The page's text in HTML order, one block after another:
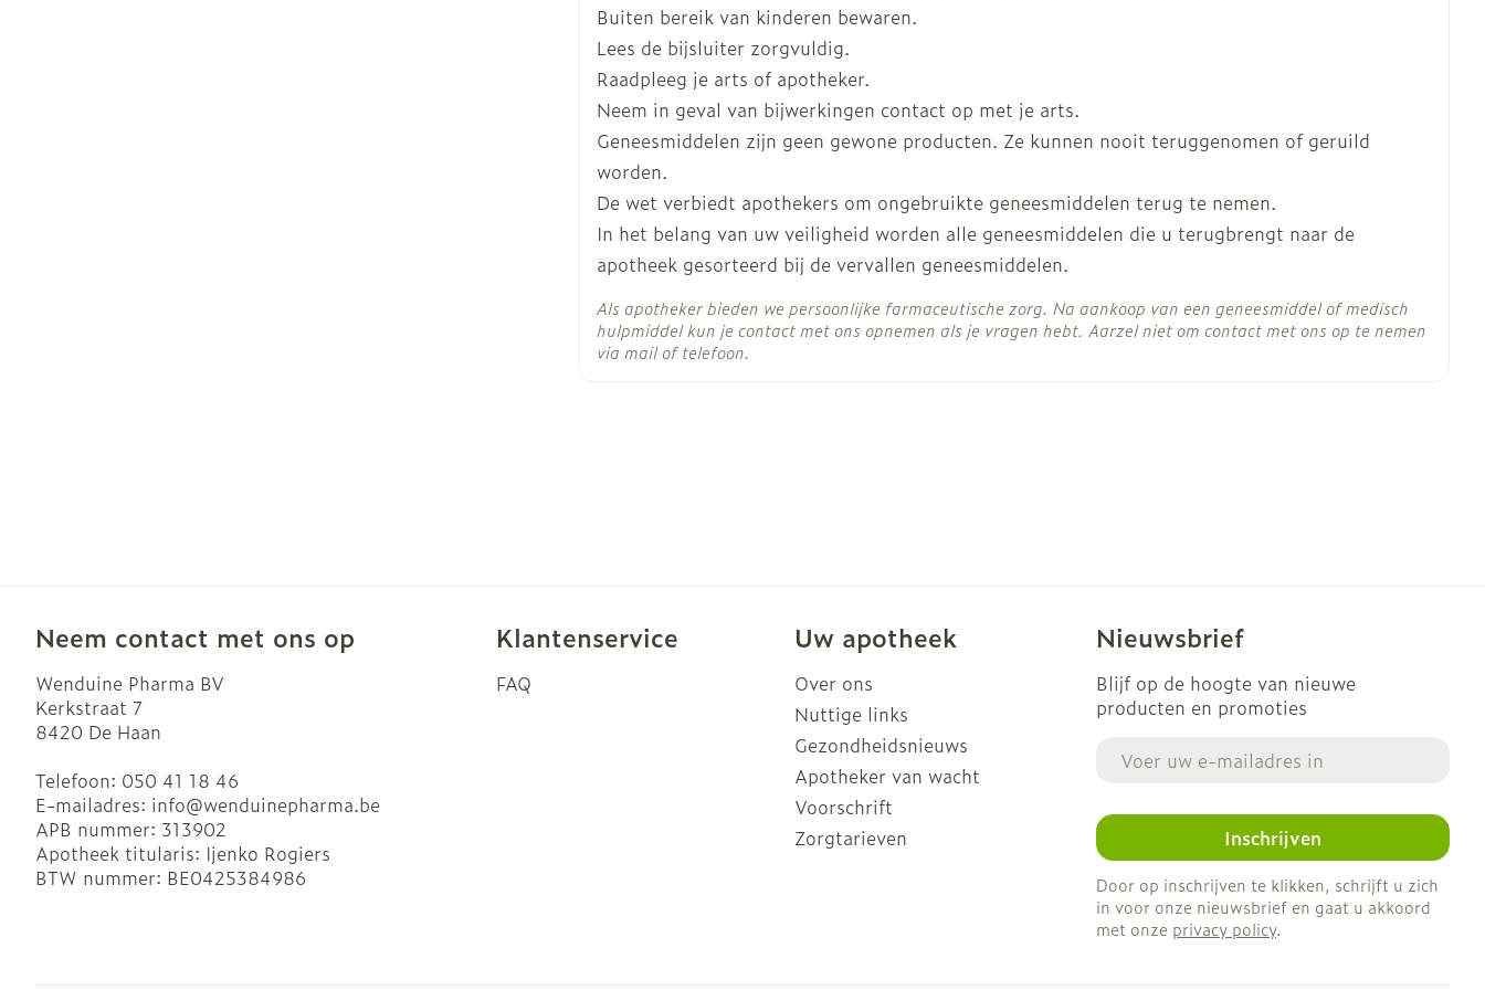
Breedte 50 mm
Lengte 120 mm
Diepte 43 mm
Hoeveelheid
Verpakking
50
Actieve
Ingrediënten
mirtazapine
Buiten bereik van kinderen bewaren.
Lees de bijsluiter zorgvuldig.
Raadpleeg je arts of apotheker.
Neem in geval van bijwerkingen contact op met je arts.
Geneesmiddelen zijn geen gewone producten. Ze kunnen nooit teruggenomen of geruild
worden.
De wet verbiedt apothekers om ongebruikte geneesmiddelen terug te nemen.
In het belang van uw veiligheid worden alle geneesmiddelen die u terugbrengt naar de
apotheek gesorteerd bij de vervallen geneesmiddelen.
Als apotheker bieden we persoonlijke farmaceutische zorg. Na aankoop van een geneesmiddel of medisch
hulpmiddel kun je contact met ons opnemen als je vragen hebt. Aarzel niet om contact met ons op te nemen
via mail of telefoon.
Neem contact met ons op
Wenduine Pharma BV
Kerkstraat 7
8420 De Haan
Telefoon: 050 41 18 46
E-mailadres: info@wenduinepharma.be
APB nummer: 313902
Apotheek titularis: Ijenko Rogiers
BTW nummer: BE0425384986
Klantenservice
FAQ
Uw apotheek
Over ons
Nuttige links
Gezondheidsnieuws
Apotheker van wacht
Voorschrift
Zorgtarieven
Nieuwsbrief
Blijf op de hoogte van nieuwe
producten en promoties
Inschrijven
Door op inschrijven te klikken, schrijft u zich
in voor onze nieuwsbrief en gaat u akkoord
met onze privacy policy.